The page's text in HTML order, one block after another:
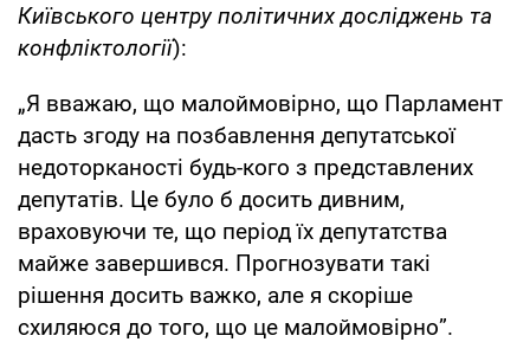
Київського центру політичних досліджень та
конфліктології):
„Я вважаю, що малоймовірно, що Парламент
дасть згоду на позбавлення депутатської
недоторканості будь-кого з представлених
депутатів. Це було б досить дивним,
враховуючи те, що період їх депутатства
майже завершився. Прогнозувати такі
рішення досить важко, але я скоріше
схиляюся до того, що це малоймовірно”.